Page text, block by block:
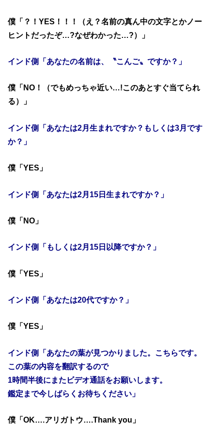
僕「？！YES！！！（え？名前の真ん中の文字とかノー
ヒントだったぞ…?なぜわかった…?）」
インド側「あなたの名前は、〝こんご〟ですか？」
僕「NO！（でもめっちゃ近い…!このあとすぐ当てられ
る）」
インド側「あなたは2月生まれですか？もしくは3月です
か？」
僕「YES」
インド側「あなたは2月15日生まれですか？」
僕「NO」
インド側「もしくは2月15日以降ですか？」
僕「YES」
インド側「あなたは20代ですか？」
僕「YES」
インド側「あなたの葉が見つかりました。こちらです。
この葉の内容を翻訳するので
1時間半後にまたビデオ通話をお願いします。
鑑定まで今しばらくお待ちください」
僕「OK….アリガトウ….Thank you」